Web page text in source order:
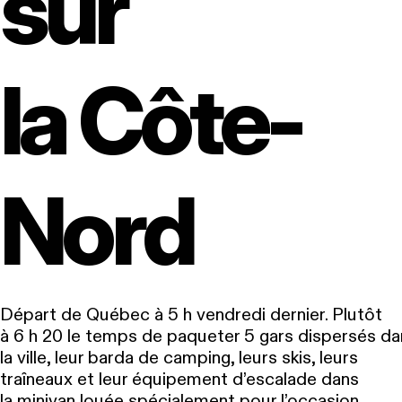
la Côte-
Nord
Départ de Québec à 5 h vendredi dernier. Plutôt
à 6 h 20 le temps de paqueter 5 gars dispersés
la ville, leur barda de camping, leurs skis, leurs
traîneaux et leur équipement d’escalade dans